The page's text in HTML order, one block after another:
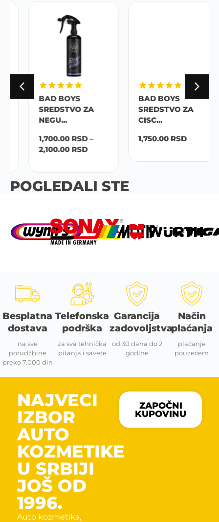
BAD BOYS
SREDSTVO ZA
NEGU...
1,700.00RSD –
2,100.00RSD
BAD BOYS
SREDSTVO ZA
CISC...
1,750.00RSD
POGLEDALI STE
Besplatna
dostava
na sve
porudžbine
preko 7.000 din
Telefonska
podrška
za sva tehnička
pitanja i savete
Garancija
zadovoljstva
od 30 dana do 2
godine
Način
plaćanja
plaćanje
pouzećem
NAJVECI
IZBOR
AUTO
KOZMETIKE
U SRBIJI
JOŠ OD
1996.
Auto kozmetika,
ZAPOČNI
KUPOVINU